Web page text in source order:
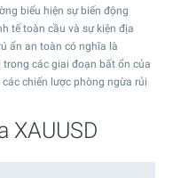
biểu hiện sự biến động
tế toàn cầu và sự kiện địa
ẩn an toàn có nghĩa là
các giai đoạn bất ổn của
chiến lược phòng ngừa rủi
XAUUSD